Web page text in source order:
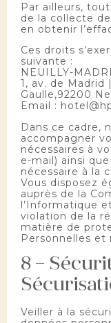
Par ailleurs,
de la collecte
en obtenir
Ces droits
suivante :
NEUILLY-
1, av. de Madrid
Gaulle,92200
Email :
Dans ce cadre,
accompagner
nécessaires à
e-mail) ainsi
nécessaire à la
Vous disposez
auprès de la
l’Informatique
violation de la
matière de
Personnelles et
8 –
Veiller à la